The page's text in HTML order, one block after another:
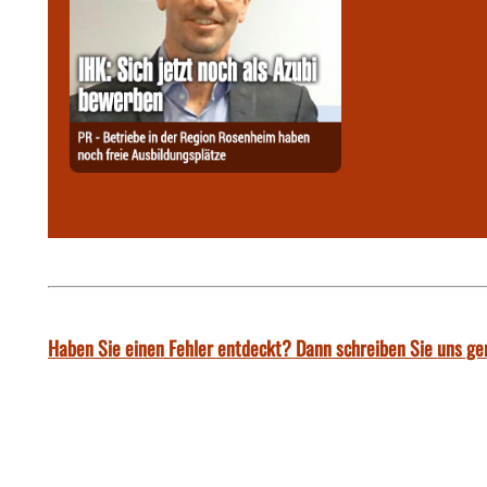
Haben Sie einen Fehler entdeckt? Dann schreiben Sie uns